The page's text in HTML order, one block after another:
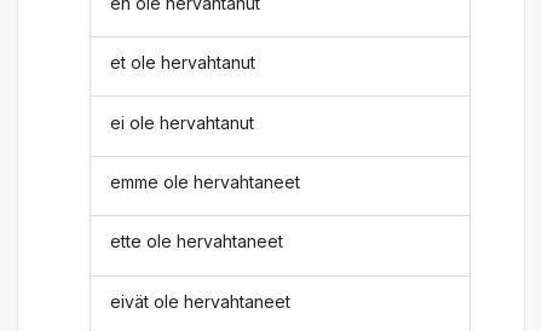
et ole hervahtanut
ei ole hervahtanut
emme ole hervahtaneet
ette ole hervahtaneet
eivät ole hervahtaneet